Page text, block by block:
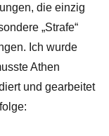
die einzig
„Strafe“
Ich wurde
Athen
und gearbeitet